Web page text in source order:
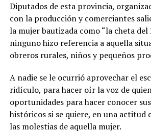
Diputados de esta provincia,
con la producción y comerciantes
la mujer bautizada como “la cheta
ninguno hizo referencia a aquella
obreros rurales, niños y pequeños
A nadie se le ocurrió aprovechar el
ridículo, para hacer oír la voz de
oportunidades para hacer conocer
históricos si se quiere, en una actitud
las molestias de aquella mujer.